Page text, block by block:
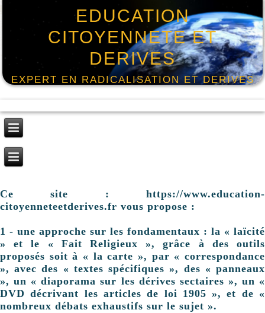
EDUCATION
CITOYENNETE ET
DERIVES
EXPERT EN RADICALISATION ET DERIVES
Ce site : https://www.education-
citoyenneteetderives.fr vous propose :
1 - une approche sur les fondamentaux : la « laïcité
» et le « Fait Religieux », grâce à des outils
proposés soit à « la carte », par « correspondance
», avec des « textes spécifiques », des « panneaux
», un « diaporama sur les dérives sectaires », un «
DVD décrivant les articles de loi 1905 », et de «
nombreux débats exhaustifs sur le sujet ».